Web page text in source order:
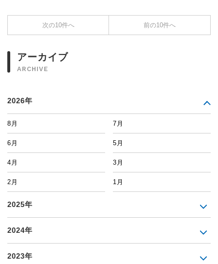
次の10件へ 前の10件へ
アーカイブ
ARCHIVE
2026年
8月 7月
6月 5月
4月 3月
2月 1月
2025年
2024年
2023年